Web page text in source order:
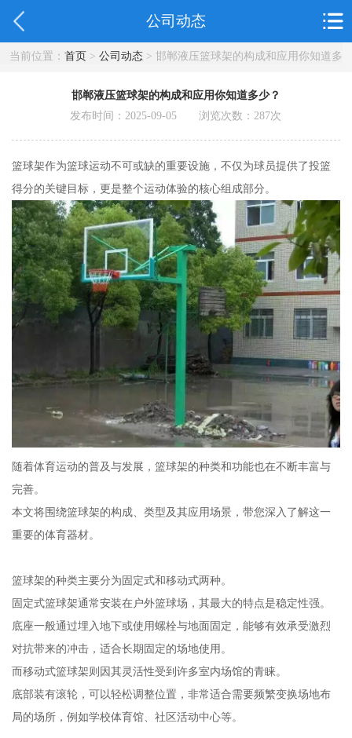
公司动态
当前位置： 首页> 公司动态> 邯郸液压篮球架的构成和应用你知道多
邯郸液压篮球架的构成和应用你知道多少？
发布时间：2025-09-05 浏览次数：287次
篮球架作为篮球运动不可或缺的重要设施，不仅为球员提供了投篮
得分的关键目标，更是整个运动体验的核心组成部分。
随着体育运动的普及与发展，篮球架的种类和功能也在不断丰富与
完善。
本文将围绕篮球架的构成、类型及其应用场景，带您深入了解这一
重要的体育器材。
篮球架的种类主要分为固定式和移动式两种。
固定式篮球架通常安装在户外篮球场，其最大的特点是稳定性强。
底座一般通过埋入地下或使用螺栓与地面固定，能够有效承受激烈
对抗带来的冲击，适合长期固定的场地使用。
而移动式篮球架则因其灵活性受到许多室内场馆的青睐。
底部装有滚轮，可以轻松调整位置，非常适合需要频繁变换场地布
局的场所，例如学校体育馆、社区活动中心等。